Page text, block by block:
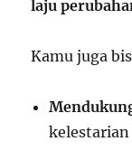
laju
Kamu juga